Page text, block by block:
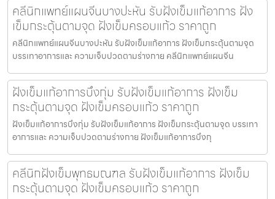
คลีนิกแพทย์แผนจีนบางปะหัน รับฝังเข็มแก้อาการ ฝัง
เข็มกระตุ้นตามจุด ฝังเข็มครอบแก้ว ราคาถูก
คลีนิกแพทย์แผนจีนบางปะหัน รับฝังเข็มแก้อาการ ฝังเข็มกระตุ้นตามจุด
บรรเทาอาการและ ความเจ็บปวดตามร่างกาย คลีนิกแพทย์แผนจีน
ฝังเข็มแก้อาการบึงกุ่ม รับฝังเข็มแก้อาการ ฝังเข็ม
กระตุ้นตามจุด ฝังเข็มครอบแก้ว ราคาถูก
ฝังเข็มแก้อาการบึงกุ่ม รับฝังเข็มแก้อาการ ฝังเข็มกระตุ้นตามจุด บรรเทา
อาการและ ความเจ็บปวดตามร่างกาย ฝังเข็มแก้อาการบึงกุ
คลีนิกฝังเข็มพุทธมณฑล รับฝังเข็มแก้อาการ ฝังเข็ม
กระตุ้นตามจุด ฝังเข็มครอบแก้ว ราคาถูก